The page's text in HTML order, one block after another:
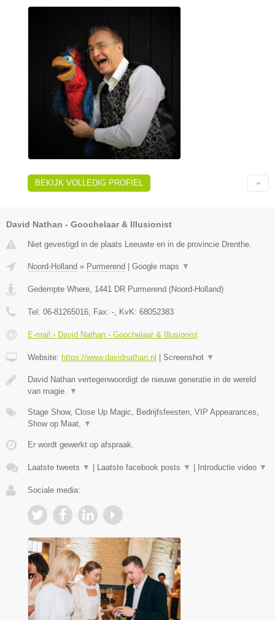
BEKIJK VOLLEDIG PROFIEL
David Nathan - Goochelaar & Illusionist
Niet gevestigd in de plaats Leeuwte en in de provincie Drenthe.
Noord-Holland » Purmerend Google maps ▼
Gedempte Where, 1441 DR Purmerend (Noord-Holland)
Tel: 06-81265016, Fax: -, KvK: 68052383
E-mail › David Nathan - Goochelaar & Illusionist
Website: https://www.davidnathan.nl Screenshot ▼
David Nathan vertegenwoordigt de nieuwe generatie in de wereld
van magie. ▼
Stage Show, Close Up Magic, Bedrijfsfeesten, VIP Appearances,
Show op Maat, ▼
Er wordt gewerkt op afspraak.
Laatste tweets ▼ Laatste facebook posts ▼ Introductie video ▼
Sociale media: